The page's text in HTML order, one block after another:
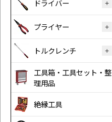
ドライバー
プライヤー
トルクレンチ
工具箱・工具セット・整
理用品
絶縁工具